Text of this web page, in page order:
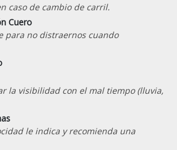
caso de cambio de carril.
Cuero
para no distraernos cuando
la visibilidad con el mal tiempo (lluvia,
le indica y recomienda una